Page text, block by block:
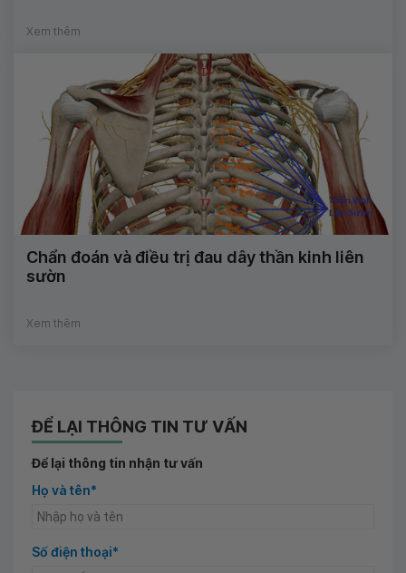
Xem thêm
Chẩn đoán và điều trị đau dây thần kinh liên
sườn
Xem thêm
ĐỂ LẠI THÔNG TIN TƯ VẤN
Để lại thông tin nhận tư vấn
Họ và tên*
Số điện thoại*